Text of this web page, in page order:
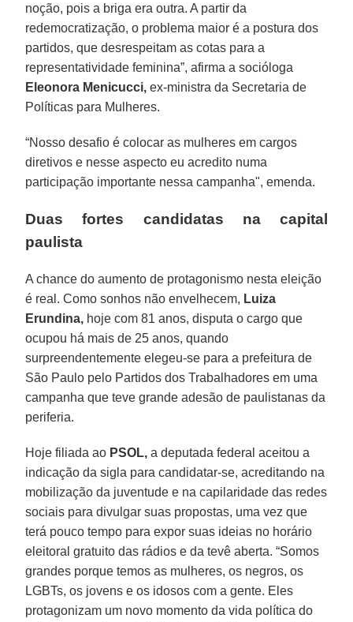
noção, pois a briga era outra. A partir da
redemocratização, o problema maior é a postura dos
partidos, que desrespeitam as cotas para a
representatividade feminina”, afirma a socióloga
Eleonora Menicucci, ex-ministra da Secretaria de
Políticas para Mulheres.
“Nosso desafio é colocar as mulheres em cargos
diretivos e nesse aspecto eu acredito numa
participação importante nessa campanha", emenda.
Duas fortes candidatas na capital
paulista
A chance do aumento de protagonismo nesta eleição
é real. Como sonhos não envelhecem, Luiza
Erundina, hoje com 81 anos, disputa o cargo que
ocupou há mais de 25 anos, quando
surpreendentemente elegeu-se para a prefeitura de
São Paulo pelo Partidos dos Trabalhadores em uma
campanha que teve grande adesão de paulistanas da
periferia.
Hoje filiada ao PSOL, a deputada federal aceitou a
indicação da sigla para candidatar-se, acreditando na
mobilização da juventude e na capilaridade das redes
sociais para divulgar suas propostas, uma vez que
terá pouco tempo para expor suas ideias no horário
eleitoral gratuito das rádios e da tevê aberta. “Somos
grandes porque temos as mulheres, os negros, os
LGBTs, os jovens e os idosos com a gente. Eles
protagonizam um novo momento da vida política do